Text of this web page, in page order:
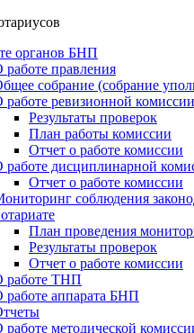
органов БНП
работе правления
собрание (собрание
работе ревизионной комиссии
Результаты проверок
План работы комиссии
Отчет о работе комиссии
работе дисциплинарной
Отчет о работе комиссии
соблюдения
План проведения
Результаты проверок
Отчет о работе комиссии
работе ТНП
работе аппарата БНП
работе методической